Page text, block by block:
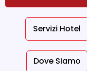
Servizi Hotel
Dove Siamo